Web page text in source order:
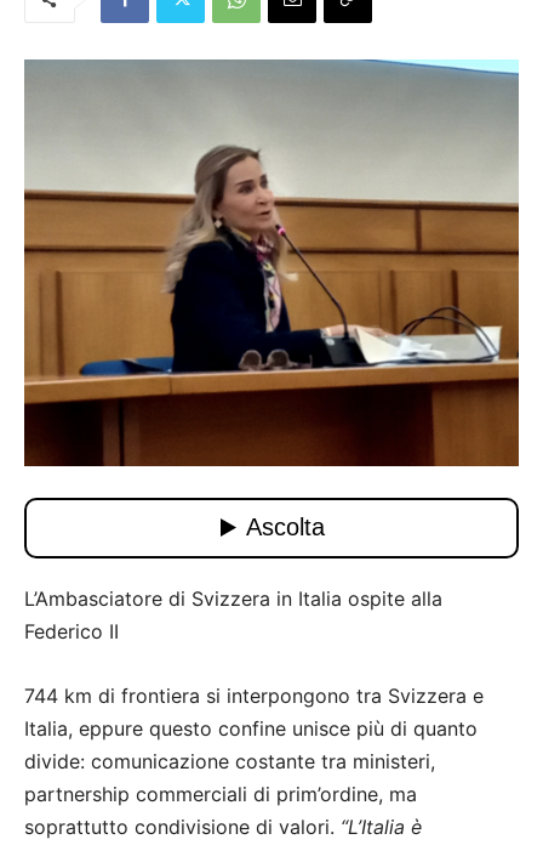
L’Ambasciatore di Svizzera in Italia ospite alla
Federico II
744 km di frontiera si interpongono tra Svizzera e
Italia, eppure questo confine unisce più di quanto
divide: comunicazione costante tra ministeri,
partnership commerciali di prim’ordine, ma
soprattutto condivisione di valori. “L’Italia è